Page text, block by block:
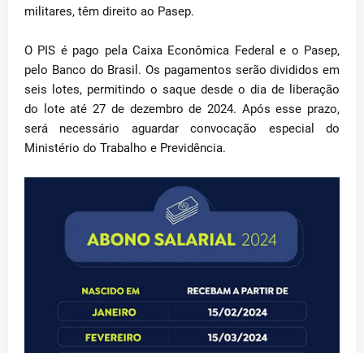
militares, têm direito ao Pasep.
O PIS é pago pela Caixa Econômica Federal e o Pasep,
pelo Banco do Brasil. Os pagamentos serão divididos em
seis lotes, permitindo o saque desde o dia de liberação
do lote até 27 de dezembro de 2024. Após esse prazo,
será necessário aguardar convocação especial do
Ministério do Trabalho e Previdência.